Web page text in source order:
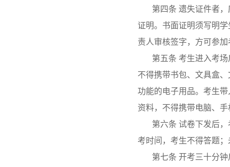
第四条 遗失证件者
证明。书面证明须写明
责人审核签字，方可参加
第五条 考生进入考
不得携带书包、文具盒
功能的电子用品。考生
资料，不得携带电脑、
第六条 试卷下发后
考时间，考生不得答题
第七条 开考三十分